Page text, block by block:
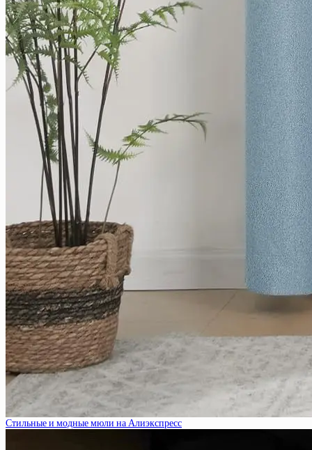
Стильные и модные мюли на Алиэкспресс